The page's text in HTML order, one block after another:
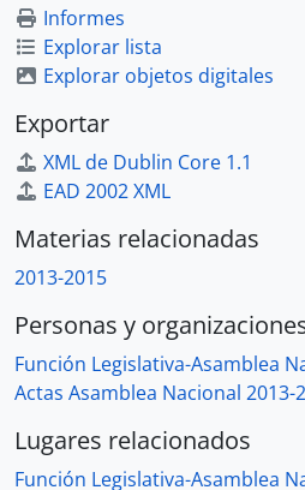
Informes
Explorar lista
Explorar objetos digitales
Exportar
XML de Dublin Core 1.1
EAD 2002 XML
Materias relacionadas
2013-2015
Personas y
Función Legislativa-Asamblea
Actas Asamblea Nacional 2013-
Lugares relacionados
Función Legislativa-Asamblea